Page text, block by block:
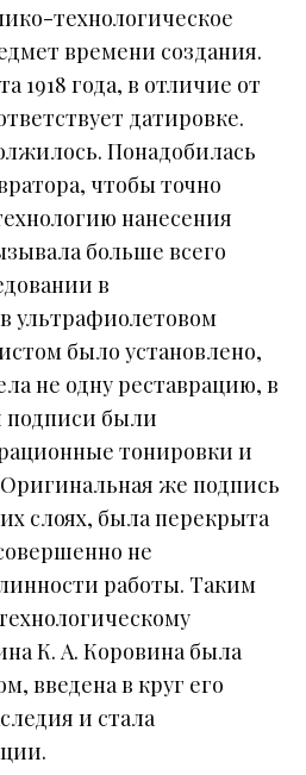
технологическое
времени создания.
1918 года, в отличие от
датировке.
Понадобилась
чтобы точно
нанесения
больше всего
в
ультрафиолетовом
было установлено,
не одну реставрацию, в
подписи были
тонировки и
же подпись
слоях, была перекрыта
не
работы. Таким
К. А. Коровина была
введена в круг его
и стала